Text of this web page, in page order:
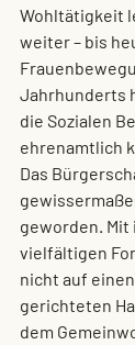
Wohltätigkeit
weiter – bis
Jahrhunderts
die Sozialen
ehrenamtlich
Das
geworden. Mit
vielfältigen
nicht auf
gerichteten
dem